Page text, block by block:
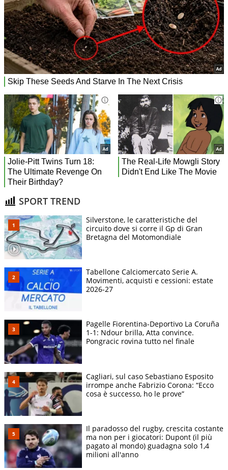
SPORT TREND
Silverstone, le caratteristiche del
circuito dove si corre il Gp di Gran
Bretagna del Motomondiale
Tabellone Calciomercato Serie A.
Movimenti, acquisti e cessioni: estate
2026-27
Pagelle Fiorentina-Deportivo La Coruña
1-1: Ndour brilla, Atta convince.
Pongracic rovina tutto nel finale
Cagliari, sul caso Sebastiano Esposito
irrompe anche Fabrizio Corona: “Ecco
cosa è successo, ho le prove”
Il paradosso del rugby, crescita costante
ma non per i giocatori: Dupont (il più
pagato al mondo) guadagna solo 1,4
milioni all'anno